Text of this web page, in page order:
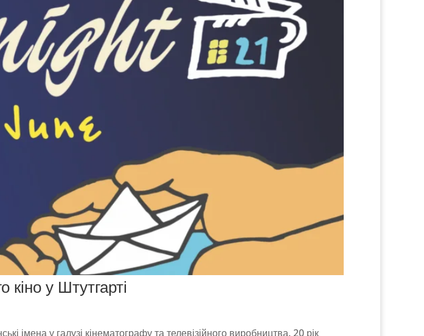
у Штутгарті
імена у галузі кінематографу та телевізійного виробництва. 20 рік